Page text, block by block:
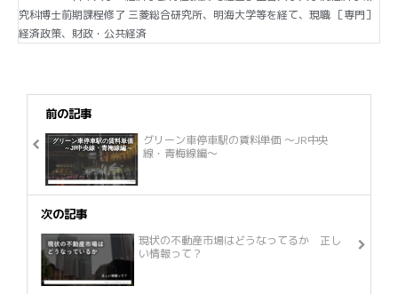
究科博士前期課程修了 三菱総合研究所、明海大学等を経て、現職 ［専門］
経済政策、財政・公共経済
前の記事
グリーン車停車駅の賃料単価 ～JR中央
線・青梅線編～
次の記事
現状の不動産市場はどうなってるか 正し
い情報って？